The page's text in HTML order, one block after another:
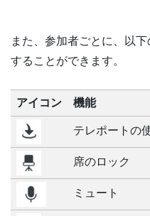
また、参加者ごとに、以
することができます。
アイコン 機能
テレポートの
席のロック
ミュート